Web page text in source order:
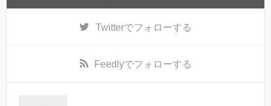
Twitterでフォローする
Feedlyでフォローする